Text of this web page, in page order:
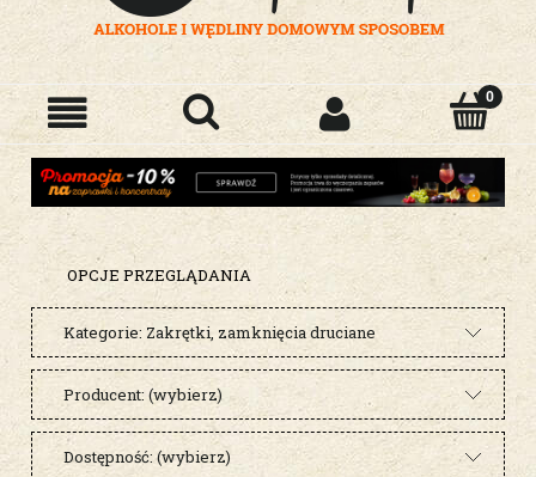
OPCJE PRZEGLĄDANIA
Kategorie: Zakrętki, zamknięcia druciane
Producent: (wybierz)
Dostępność: (wybierz)